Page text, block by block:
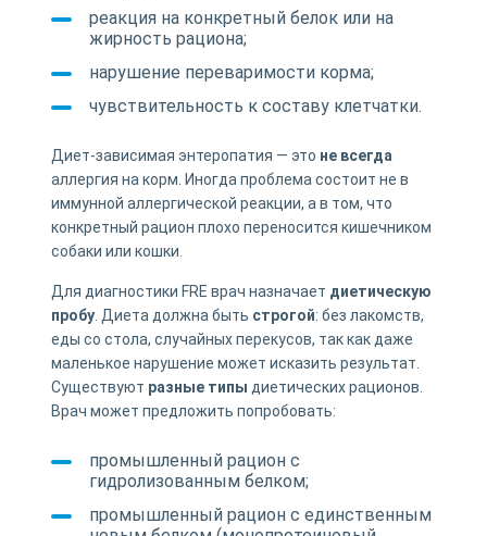
реакция на конкретный белок или на
жирность рациона;
нарушение переваримости корма;
чувствительность к составу клетчатки.
Диет-зависимая энтеропатия — это не всегда
аллергия на корм. Иногда проблема состоит не в
иммунной аллергической реакции, а в том, что
конкретный рацион плохо переносится кишечником
собаки или кошки.
Для диагностики FRE врач назначает диетическую
пробу. Диета должна быть строгой: без лакомств,
еды со стола, случайных перекусов, так как даже
маленькое нарушение может исказить результат.
Существуют разные типы диетических рационов.
Врач может предложить попробовать:
промышленный рацион с
гидролизованным белком;
промышленный рацион с единственным